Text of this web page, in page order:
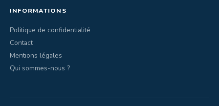
INFORMATIONS
Politique de confidentialité
Contact
Mentions légales
Qui sommes-nous ?